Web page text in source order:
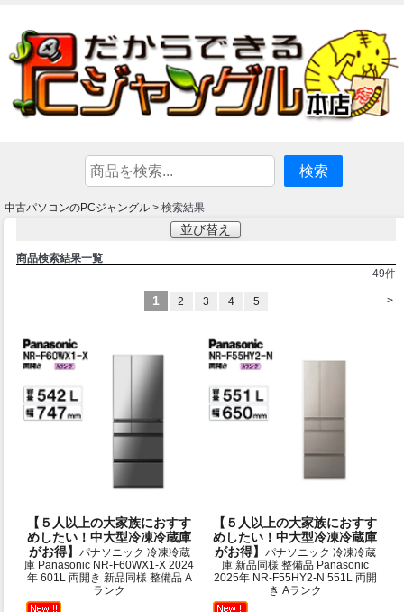
中古パソコンのPCジャングル > 検索結果
並び替え
商品検索結果一覧
49件
>
1 2 3 4 5
【５人以上の大家族におすす
めしたい！中大型冷凍冷蔵庫
がお得】
パナソニック 冷凍冷蔵
庫 Panasonic NR-F60WX1-X 2024
年 601L 両開き 新品同様 整備品 A
ランク
【５人以上の大家族におすす
めしたい！中大型冷凍冷蔵庫
がお得】 パナソニック 冷凍冷蔵
庫 新品同様 整備品 Panasonic
2025年 NR-F55HY2-N 551L 両開
き Aランク